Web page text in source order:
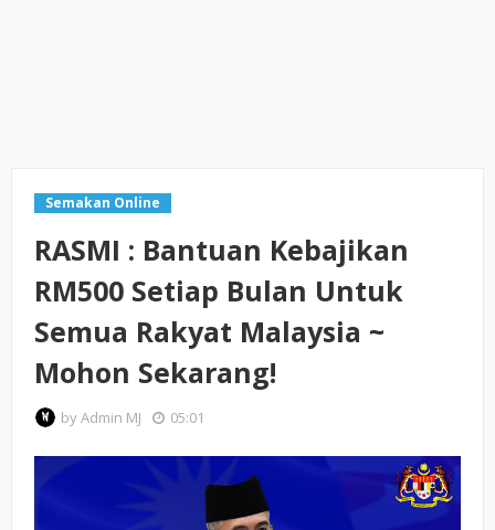
Semakan Online
RASMI : Bantuan Kebajikan
RM500 Setiap Bulan Untuk
Semua Rakyat Malaysia ~
Mohon Sekarang!
byAdmin MJ 05:01